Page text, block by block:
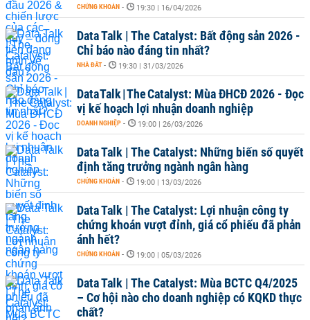
CHỨNG KHOÁN - 19:30 | 16/04/2026
Data Talk | The Catalyst: Bất động sản 2026 -
Chỉ báo nào đáng tin nhất?
NHÀ ĐẤT - 19:30 | 31/03/2026
Data Talk | The Catalyst: Mùa ĐHCĐ 2026 - Đọc
vị kế hoạch lợi nhuận doanh nghiệp
DOANH NGHIỆP - 19:00 | 26/03/2026
Data Talk | The Catalyst: Những biến số quyết
định tăng trưởng ngành ngân hàng
CHỨNG KHOÁN - 19:00 | 13/03/2026
Data Talk | The Catalyst: Lợi nhuận công ty
chứng khoán vượt đỉnh, giá cổ phiếu đã phản
ánh hết?
CHỨNG KHOÁN - 19:00 | 05/03/2026
Data Talk | The Catalyst: Mùa BCTC Q4/2025
– Cơ hội nào cho doanh nghiệp có KQKD thực
chất?